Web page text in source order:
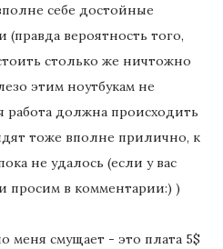
себе достойные
(правда вероятность того,
столько же ничтожно
этим ноутбукам не
работа должна происходить
тоже вполне прилично, к
не удалось (если у вас
просим в комментарии:) )
меня смущает - это плата 5$